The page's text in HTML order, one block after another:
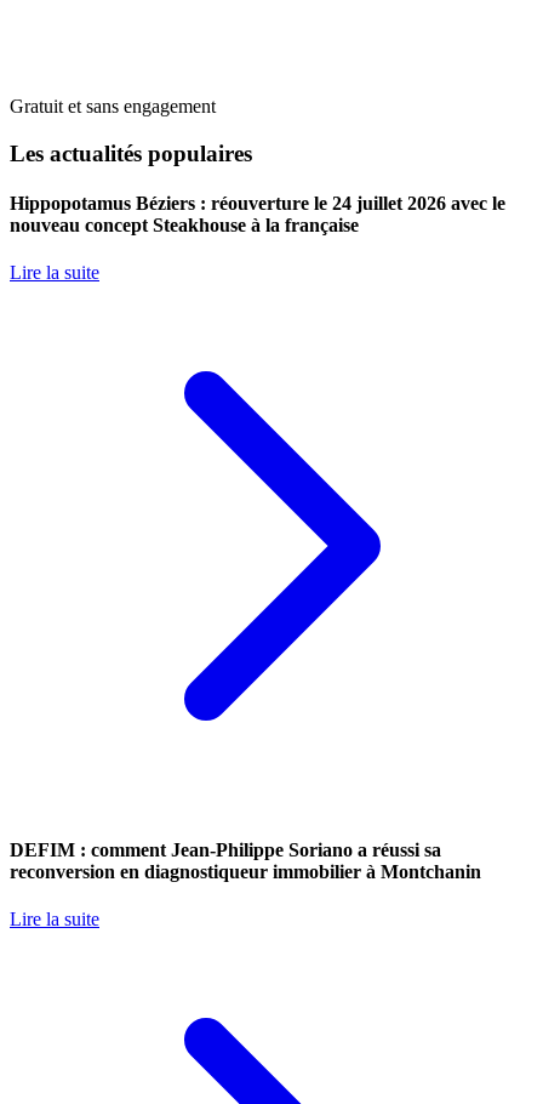
Gratuit et sans engagement
Les actualités populaires
Hippopotamus Béziers : réouverture le 24 juillet 2026 avec le
nouveau concept Steakhouse à la française
Lire la suite
DEFIM : comment Jean-Philippe Soriano a réussi sa
reconversion en diagnostiqueur immobilier à Montchanin
Lire la suite